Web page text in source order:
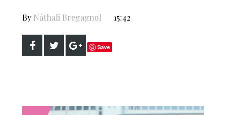
By Náthali Bregagnol 15:42
Save